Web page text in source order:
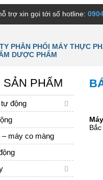
trợ xin gọi tới số hotline:
PHÂN PHỐI MÁY THỰC
DƯỢC PHẨM
SẢN PHẨM
động
máy co màng